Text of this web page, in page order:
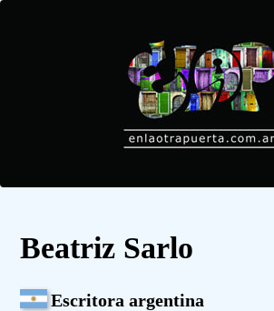
Beatriz Sarlo
Escritora argentina